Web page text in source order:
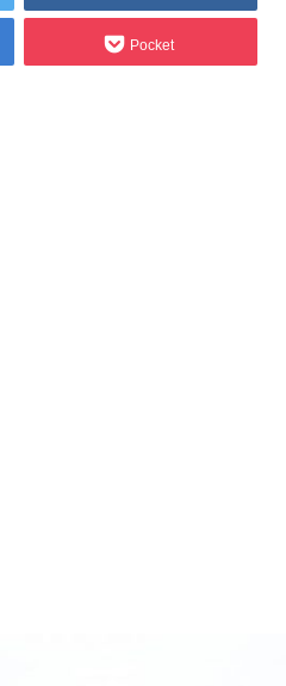
Pocket